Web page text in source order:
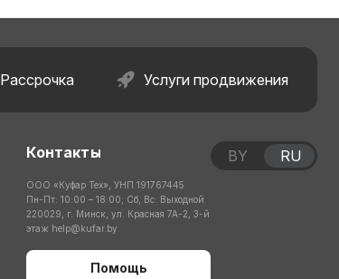
Рассрочка Услуги продвижения
Контакты
ООО «Куфар Тех», УНП 191767445
Пн-Пт: 10:00 – 18:00; Сб, Вс: Выходной
220029, г. Минск, ул. Красная 7А-2, 3-й
этаж help@kufar.by
Помощь
BY RU